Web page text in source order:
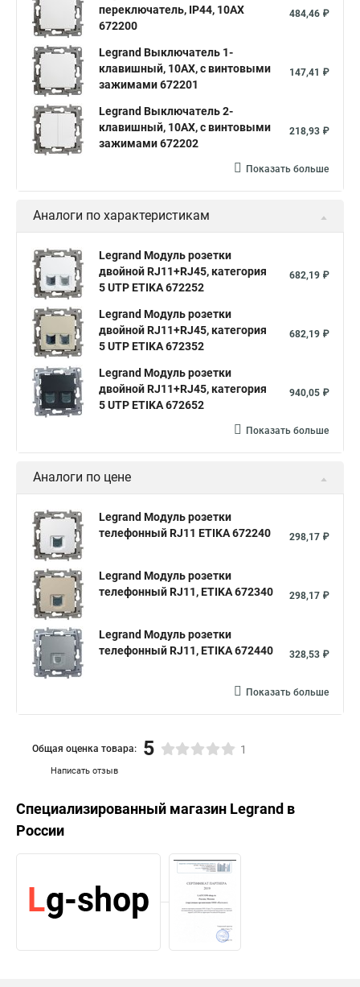
переключатель, IP44, 10AX
672200
484,46 ₽
Legrand Выключатель 1-
клавишный, 10АХ, с винтовыми
зажимами 672201
147,41 ₽
Legrand Выключатель 2-
клавишный, 10АХ, с винтовыми
зажимами 672202
218,93 ₽
Показать больше
Аналоги по характеристикам
Legrand Модуль розетки
двойной RJ11+RJ45, категория
5 UTP ETIKA 672252
682,19 ₽
Legrand Модуль розетки
двойной RJ11+RJ45, категория
5 UTP ETIKA 672352
682,19 ₽
Legrand Модуль розетки
двойной RJ11+RJ45, категория
5 UTP ETIKA 672652
940,05 ₽
Показать больше
Аналоги по цене
Legrand Модуль розетки
телефонный RJ11 ETIKA 672240
298,17 ₽
Legrand Модуль розетки
телефонный RJ11, ETIKA 672340
298,17 ₽
Legrand Модуль розетки
телефонный RJ11, ETIKA 672440
328,53 ₽
Показать больше
Написать отзыв
Общая оценка товара: 5 1
Специализированный магазин Legrand в
России